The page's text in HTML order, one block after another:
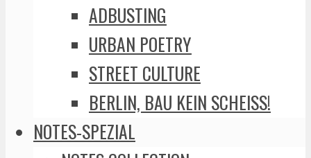
ADBUSTING
URBAN POETRY
STREET CULTURE
BERLIN, BAU KEIN SCHEISS!
NOTES-SPEZIAL